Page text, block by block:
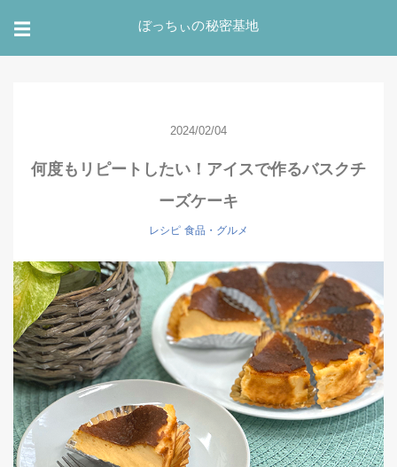
☰ ぼっちぃの秘密基地
2024/02/04
何度もリピートしたい！アイスで作るバスクチ
ーズケーキ
レシピ 食品・グルメ